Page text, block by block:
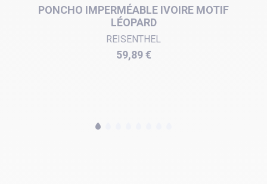
PONCHO IMPERMÉABLE IVOIRE MOTIF
LÉOPARD
REISENTHEL
Prix
59,89 €